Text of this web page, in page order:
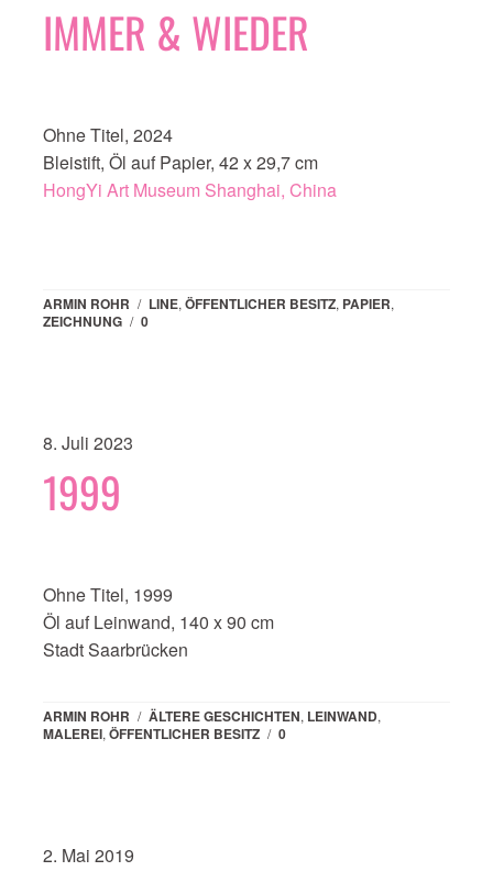
IMMER & WIEDER
Ohne Titel, 2024
Bleistift, Öl auf Papier, 42 x 29,7 cm
HongYi Art Museum Shanghai, China
ARMIN ROHR / LINE,ÖFFENTLICHER BESITZ, PAPIER,
ZEICHNUNG / 0
8. Juli 2023
1999
Ohne Titel, 1999
Öl auf Leinwand, 140 x 90 cm
Stadt Saarbrücken
ARMIN ROHR / ÄLTERE GESCHICHTEN, LEINWAND,
MALEREI, ÖFFENTLICHER BESITZ / 0
2. Mai 2019